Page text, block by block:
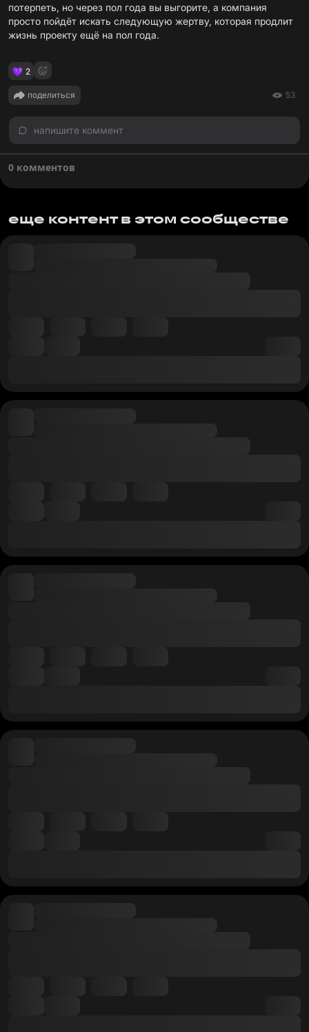
потерпеть, но через пол года вы выгорите, а компания
просто пойдёт искать следующую жертву, которая продлит
жизнь проекту ещё на пол года.
2
поделиться 53
напишите коммент
0 комментов
еще контент в этом сообществе